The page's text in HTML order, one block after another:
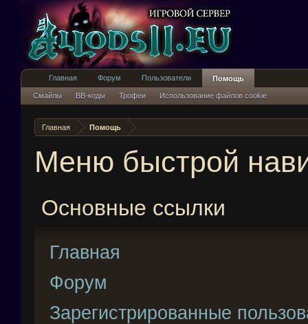
Главная Помощь
Меню быстрой
Основные ссылки
Главная
Форум
Зарегистрированные
Главная Форум Пользователи Помощь
Смайлы BB-коды Трофеи Использование файлов cookie